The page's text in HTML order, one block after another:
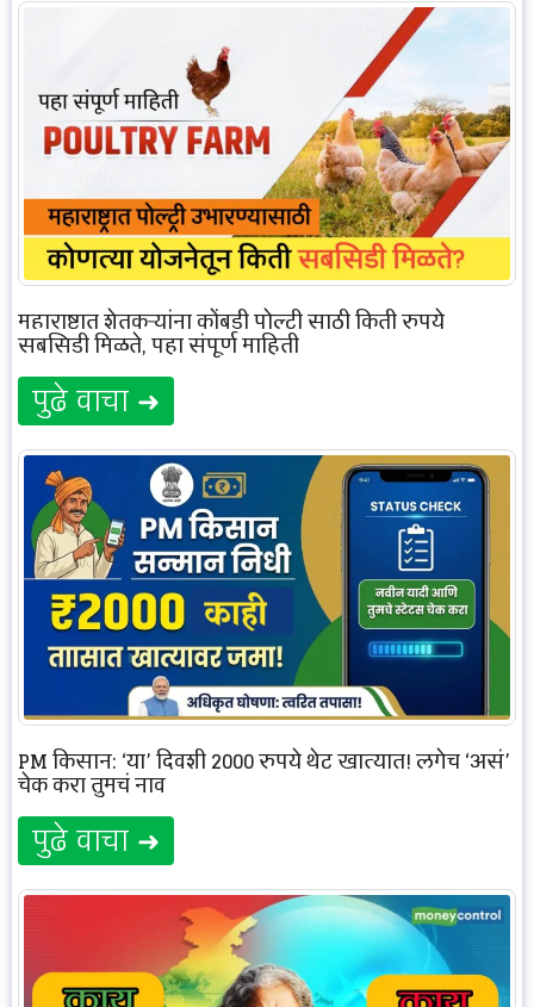
महाराष्ट्रात शेतकऱ्यांना कोंबडी पोल्ट्री साठी किती रुपये
सबसिडी मिळते, पहा संपूर्ण माहिती
पुढे वाचा ➜
PM किसान: ‘या’ दिवशी 2000 रुपये थेट खात्यात! लगेच ‘असं’
चेक करा तुमचं नाव
पुढे वाचा ➜